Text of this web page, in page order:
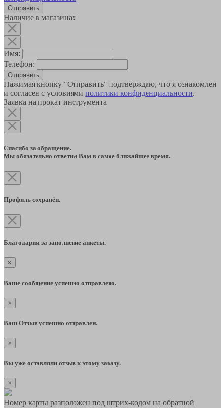
Наличие в магазинах
Имя:
Телефон:
Отправить
Нажимая кнопку "Отправить" подтверждаю, что я ознакомлен
и согласен с условиями политики конфиденциальности.
Заявка на прокат инструмента
Спасибо за обращение.
Мы обязательно ответим Вам в самое ближайшее время.
Профиль сохранён.
Благодарим за заполнение анкеты.
×
Ваше сообщение успешно отправлено.
×
Ваш Отзыв успешно отправлен.
×
Вы уже оставляли отзыв к этому заказу.
×
Номер карты разположен под штрих-кодом на обратной